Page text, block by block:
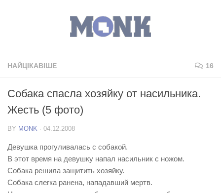
НАЙЦІКАВІШЕ 16
Собака спасла хозяйку от насильника.
Жесть (5 фото)
BY MONK · 04.12.2008
Девушка прогуливалась с собакой.
В этот время на девушку напал насильник с ножом.
Собака решила защитить хозяйку.
Собака слегка ранена, нападавший мертв.